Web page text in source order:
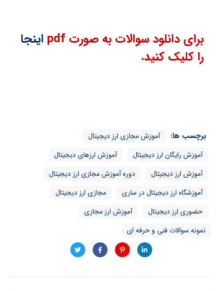
برای دانلود سوالات به صورت pdf
اینجا
را کلیک کنید.
برچسب ها:
آموزش مجازی ارز دیجیتال
آموزش رایگان ارز دیجیتال
آموزش ارزهای دیجیتال
آموزش ارز دیجیتال
دوره آموزش مجازی ارز دیجیتال
آموزشگاه ارز دیجیتال در ساری
مجازی ارز دیجیتال
حضوری ارز دیجیتال
آموزش ارز مجازی
نمونه سوالات فنی و حرفه ای